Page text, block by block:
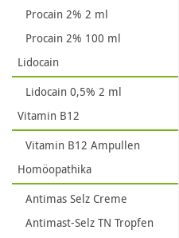
Procain 2% 2 ml
Procain 2% 100 ml
Lidocain
Lidocain 0,5% 2 ml
Vitamin B12
Vitamin B12 Ampullen
Homöopathika
Antimas Selz Creme
Antimast-Selz TN Tropfen